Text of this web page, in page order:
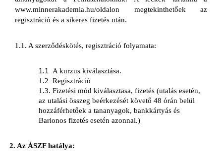
www.minnerakademia.hu/oldalon megtekinthetőek az
regisztráció és a sikeres fizetés után.
1.1. A szerződéskötés, regisztráció folyamata:
1.1
A kurzus kiválasztása.
1.2 Regisztráció
1.3. Fizetési mód kiválasztasa, fizetés (utalás esetén,
az utalási összeg beérkezését követő 48 órán belül
hozzáférhetőek a tananyagok, bankkártyás és
Barionos fizetés esetén azonnal.)
2. Az ÁSZF hatálya: